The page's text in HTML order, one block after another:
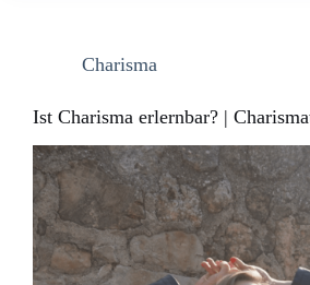
Charisma
Ist Charisma erlernbar? |